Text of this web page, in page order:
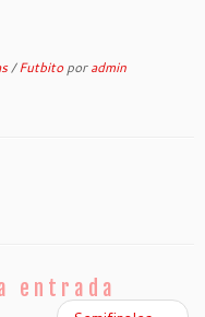
/Futbitoporadmin
entrada